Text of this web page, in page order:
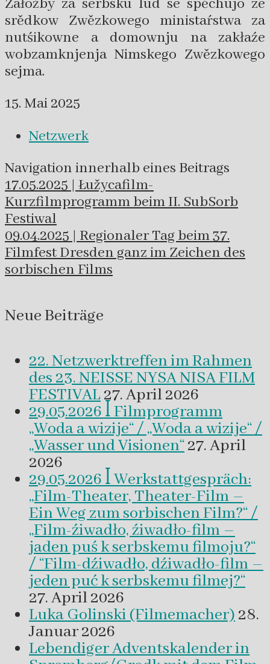
srědkow Zwězkowego ministaŕstwa za
nutśikowne a domownju na zakłaźe
wobzamknjenja Nimskego Zwězkowego
sejma.
15. Mai 2025
Netzwerk
Navigation innerhalb eines Beitrags
17.05.2025 | Łužycafilm-
Kurzfilmprogramm beim II. SubSorb
Festiwal
09.04.2025 | Regionaler Tag beim 37.
Filmfest Dresden ganz im Zeichen des
sorbischen Films
Neue Beiträge
22. Netzwerktreffen im Rahmen
des 23. NEISSE NYSA NISA FILM
FESTIVAL27. April 2026
29.05.2026 ꟾ Filmprogramm
„Woda a wizije“ / „Woda a wizije“ /
„Wasser und Visionen“27. April
2026
29.05.2026 ꟾ Werkstattgespräch:
„Film-Theater, Theater-Film –
Ein Weg zum sorbischen Film?“ /
„Film-źiwadło, źiwadło-film –
jaden puś k serbskemu filmoju?“
/ “Film-dźiwadło, dźiwadło-film –
jeden puć k serbskemu filmej?“
27. April 2026
Luka Golinski (Filmemacher)28.
Januar 2026
Lebendiger Adventskalender in